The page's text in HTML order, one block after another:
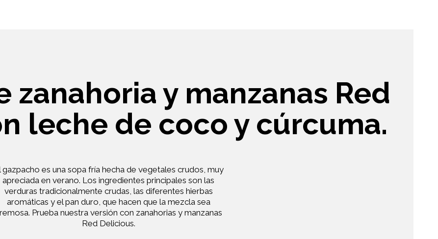
zanahoria y manzanas Red
leche de coco y cúrcuma.
gazpacho es una sopa fría hecha de vegetales crudos, muy
apreciada en verano. Los ingredientes principales son las
verduras tradicionalmente crudas, las diferentes hierbas
aromáticas y el pan duro, que hacen que la mezcla sea
Prueba nuestra versión con zanahorias y manzanas
Red Delicious.